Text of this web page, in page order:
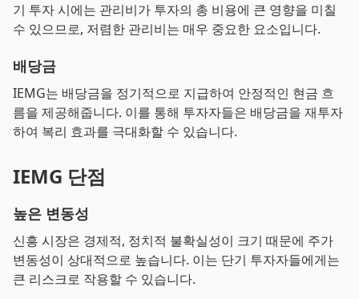
기 투자 시에는 관리비가 투자의 총 비용에 큰 영향을 미칠
수 있으므로, 저렴한 관리비는 매우 중요한 요소입니다.
배당금
IEMG는 배당금을 정기적으로 지급하여 안정적인 현금 흐
름을 제공해줍니다. 이를 통해 투자자들은 배당금을 재투자
하여 복리 효과를 극대화할 수 있습니다.
IEMG 단점
높은 변동성
신흥 시장은 경제적, 정치적 불확실성이 크기 때문에 주가
변동성이 상대적으로 높습니다. 이는 단기 투자자들에게는
큰 리스크로 작용할 수 있습니다.